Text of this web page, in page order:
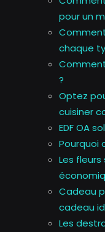
pour un
chaque
?
Optez
cuisiner
EDF OA
Pourquoi
Les
Cadeau
cadeau
Les